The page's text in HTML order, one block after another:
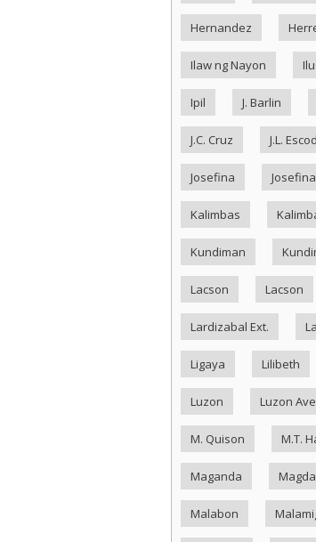
Hernandez
Ilaw ng Nayon
Ipil J. Barlin
J.C. Cruz J.L.
Josefina
Kalimbas
Kundiman
Lacson Lacson
Lardizabal Ext.
Ligaya Lilibeth
Luzon Luzon
M. Quison M.T.
Maganda
Malabon